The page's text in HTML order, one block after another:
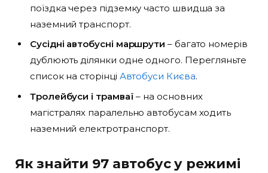
поїздка через підземку часто швидша за
наземний транспорт.
Сусідні автобусні маршрути – багато номерів
дублюють ділянки одне одного. Перегляньте
список на сторінці Автобуси Києва.
Тролейбуси і трамваї – на основних
магістралях паралельно автобусам ходить
наземний електротранспорт.
Як знайти 97 автобус у режимі